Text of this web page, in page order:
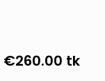
€260.00 tk